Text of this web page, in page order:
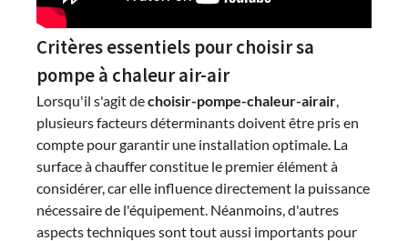
Critères essentiels pour choisir sa
pompe à chaleur air-air
Lorsqu'il s'agit dechoisir-pompe-chaleur-airair,
plusieurs facteurs déterminants doivent être pris en
compte pour garantir une installation optimale. La
surface à chauffer constitue le premier élément à
considérer, car elle influence directement la puissance
nécessaire de l'équipement. Néanmoins, d'autres
aspects techniques sont tout aussi importants pour